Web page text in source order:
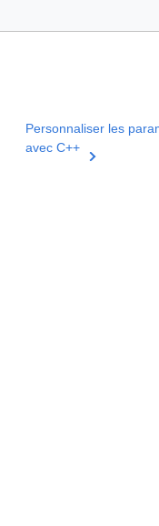
Personnaliser les
avec C++